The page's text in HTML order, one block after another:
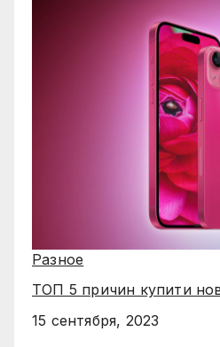
Разное
ТОП 5 причин купити
15 сентября, 2023